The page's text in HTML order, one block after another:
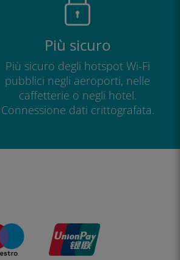
Più sicuro
Più sicuro degli hotspot Wi-Fi
pubblici negli aeroporti, nelle
caffetterie o negli hotel.
Connessione dati crittografata.